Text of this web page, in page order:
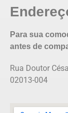
Para sua
antes de
Rua Doutor
02013-004